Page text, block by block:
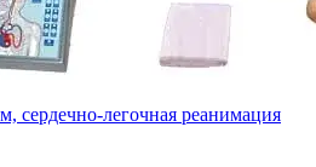
сердечно-легочная реанимация